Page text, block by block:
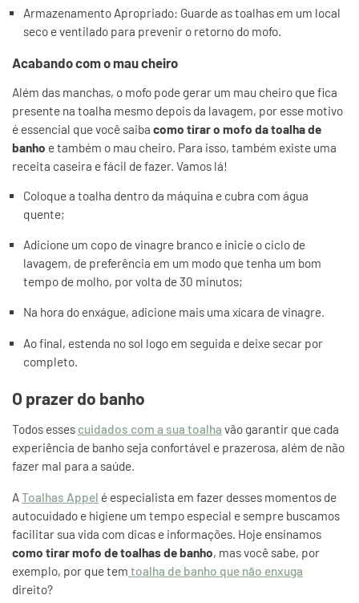
Armazenamento Apropriado: Guarde as toalhas em um local
seco e ventilado para prevenir o retorno do mofo.
Acabando com o mau cheiro
Além das manchas, o mofo pode gerar um mau cheiro que fica
presente na toalha mesmo depois da lavagem, por esse motivo
é essencial que você saiba como tirar o mofo da toalha de
banho e também o mau cheiro. Para isso, também existe uma
receita caseira e fácil de fazer. Vamos lá!
Coloque a toalha dentro da máquina e cubra com água
quente;
Adicione um copo de vinagre branco e inicie o ciclo de
lavagem, de preferência em um modo que tenha um bom
tempo de molho, por volta de 30 minutos;
Na hora do enxágue, adicione mais uma xícara de vinagre.
Ao final, estenda no sol logo em seguida e deixe secar por
completo.
O prazer do banho
Todos esses cuidados com a sua toalha vão garantir que cada
experiência de banho seja confortável e prazerosa, além de não
fazer mal para a saúde.
A Toalhas Appel é especialista em fazer desses momentos de
autocuidado e higiene um tempo especial e sempre buscamos
facilitar sua vida com dicas e informações. Hoje ensinamos
como tirar mofo de toalhas de banho, mas você sabe, por
exemplo, por que tem toalha de banho que não enxuga
direito?